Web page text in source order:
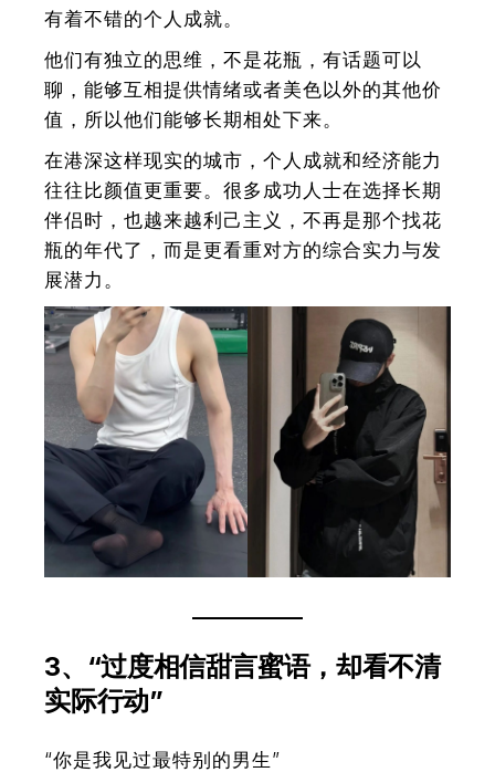
有着不错的个人成就。
他们有独立的思维，不是花瓶，有话题可以
聊，能够互相提供情绪或者美色以外的其他价
值，所以他们能够长期相处下来。
在港深这样现实的城市，个人成就和经济能力
往往比颜值更重要。很多成功人士在选择长期
伴侣时，也越来越利己主义，不再是那个找花
瓶的年代了，而是更看重对方的综合实力与发
展潜力。
3、“过度相信甜言蜜语，却看不清
实际行动”
“你是我见过最特别的男生”